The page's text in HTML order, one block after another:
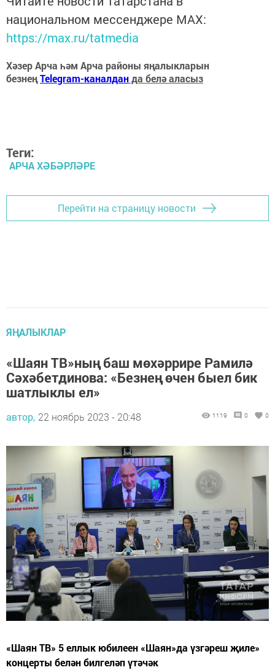
национальном мессенджере MАХ:
https://max.ru/tatmedia
Хәзер Арча һәм Арча районы яңалыкларын
безнеңTelegram-каналданда белә аласыз
Теги:
АРЧА ХӘБӘРЛӘРЕ
Перейти на страницу новости
ЯҢАЛЫКЛАР
«Шаян ТВ»ның баш мөхәррире Рамилә
Сәхәбетдинова: «Безнең өчен быел бик
шатлыклы ел»
автор, 22 ноябрь 2023 - 20:48 1119 0 0
«Шаян ТВ» 5 еллык юбилеен «Шаян»да үзгәреш җиле»
концерты белән билгеләп үтәчәк